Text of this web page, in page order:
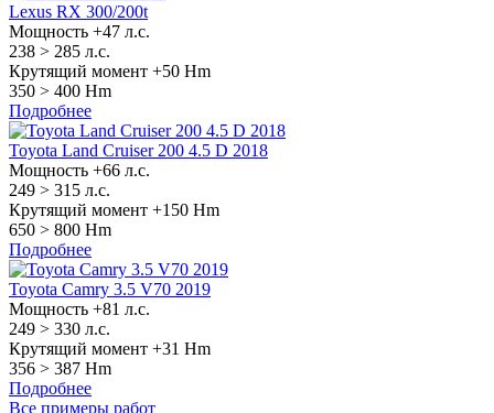
Lexus RX 300/200t
Мощность +47 л.с.
238 > 285 л.с.
Крутящий момент +50 Hm
350 > 400 Hm
Подробнее
Toyota Land Cruiser 200 4.5 D 2018
Мощность +66 л.с.
249 > 315 л.с.
Крутящий момент +150 Hm
650 > 800 Hm
Подробнее
Toyota Camry 3.5 V70 2019
Мощность +81 л.с.
249 > 330 л.с.
Крутящий момент +31 Hm
356 > 387 Hm
Подробнее
Все примеры работ